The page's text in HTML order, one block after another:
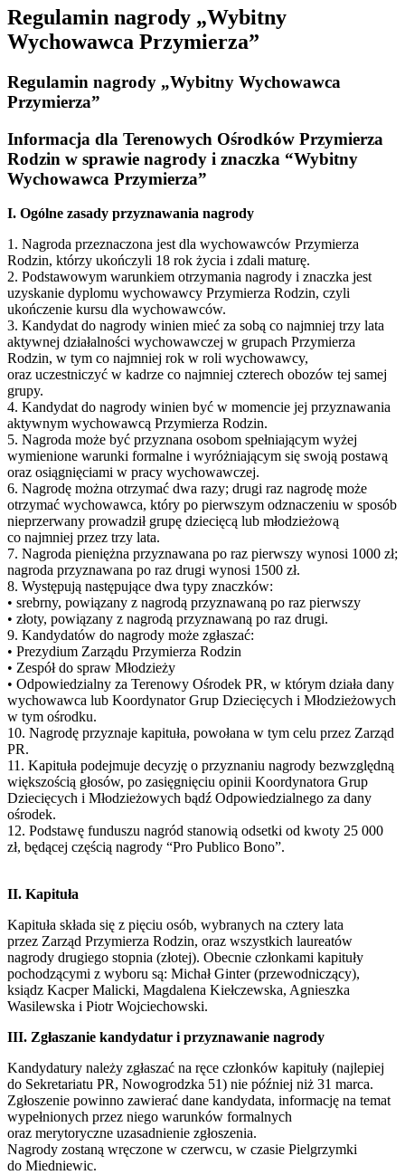
Regulamin nagrody „Wybitny
Wychowawca Przymierza”
Regulamin nagrody „Wybitny Wychowawca
Przymierza”
Informacja dla Terenowych Ośrodków Przymierza
Rodzin w sprawie nagrody i znaczka “Wybitny
Wychowawca Przymierza”
I. Ogólne zasady przyznawania nagrody
1. Nagroda przeznaczona jest dla wychowawców Przymierza
Rodzin, którzy ukończyli 18 rok życia i zdali maturę.
2. Podstawowym warunkiem otrzymania nagrody i znaczka jest
uzyskanie dyplomu wychowawcy Przymierza Rodzin, czyli
ukończenie kursu dla wychowawców.
3. Kandydat do nagrody winien mieć za sobą co najmniej trzy lata
aktywnej działalności wychowawczej w grupach Przymierza
Rodzin, w tym co najmniej rok w roli wychowawcy,
oraz uczestniczyć w kadrze co najmniej czterech obozów tej samej
grupy.
4. Kandydat do nagrody winien być w momencie jej przyznawania
aktywnym wychowawcą Przymierza Rodzin.
5. Nagroda może być przyznana osobom spełniającym wyżej
wymienione warunki formalne i wyróżniającym się swoją postawą
oraz osiągnięciami w pracy wychowawczej.
6. Nagrodę można otrzymać dwa razy; drugi raz nagrodę może
otrzymać wychowawca, który po pierwszym odznaczeniu w sposób
nieprzerwany prowadził grupę dziecięcą lub młodzieżową
co najmniej przez trzy lata.
7. Nagroda pieniężna przyznawana po raz pierwszy wynosi 1000 zł;
nagroda przyznawana po raz drugi wynosi 1500 zł.
8. Występują następujące dwa typy znaczków:
• srebrny, powiązany z nagrodą przyznawaną po raz pierwszy
• złoty, powiązany z nagrodą przyznawaną po raz drugi.
9. Kandydatów do nagrody może zgłaszać:
• Prezydium Zarządu Przymierza Rodzin
• Zespół do spraw Młodzieży
• Odpowiedzialny za Terenowy Ośrodek PR, w którym działa dany
wychowawca lub Koordynator Grup Dziecięcych i Młodzieżowych
w tym ośrodku.
10. Nagrodę przyznaje kapituła, powołana w tym celu przez Zarząd
PR.
11. Kapituła podejmuje decyzję o przyznaniu nagrody bezwzględną
większością głosów, po zasięgnięciu opinii Koordynatora Grup
Dziecięcych i Młodzieżowych bądź Odpowiedzialnego za dany
ośrodek.
12. Podstawę funduszu nagród stanowią odsetki od kwoty 25 000
zł, będącej częścią nagrody “Pro Publico Bono”.
II. Kapituła
Kapituła składa się z pięciu osób, wybranych na cztery lata
przez Zarząd Przymierza Rodzin, oraz wszystkich laureatów
nagrody drugiego stopnia (złotej). Obecnie członkami kapituły
pochodzącymi z wyboru są: Michał Ginter (przewodniczący),
ksiądz Kacper Malicki, Magdalena Kiełczewska, Agnieszka
Wasilewska i Piotr Wojciechowski.
III. Zgłaszanie kandydatur i przyznawanie nagrody
Kandydatury należy zgłaszać na ręce członków kapituły (najlepiej
do Sekretariatu PR, Nowogrodzka 51) nie później niż 31 marca.
Zgłoszenie powinno zawierać dane kandydata, informację na temat
wypełnionych przez niego warunków formalnych
oraz merytoryczne uzasadnienie zgłoszenia.
Nagrody zostaną wręczone w czerwcu, w czasie Pielgrzymki
do Miedniewic.